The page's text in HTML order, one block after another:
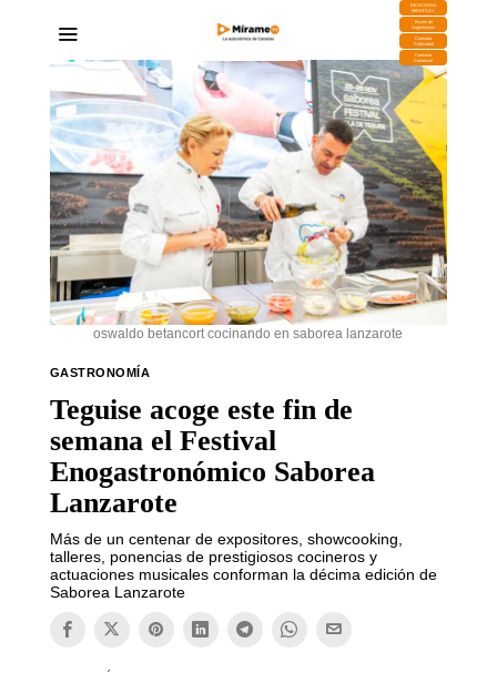
DESCARGA
MIRAPLAY
Buzón de
Sugerencias
Contratar
Publicidad
Contacto
Comercial
oswaldo betancort cocinando en saborea lanzarote
GASTRONOMÍA
Teguise acoge este fin de
semana el Festival
Enogastronómico Saborea
Lanzarote
Más de un centenar de expositores, showcooking,
talleres, ponencias de prestigiosos cocineros y
actuaciones musicales conforman la décima edición de
Saborea Lanzarote